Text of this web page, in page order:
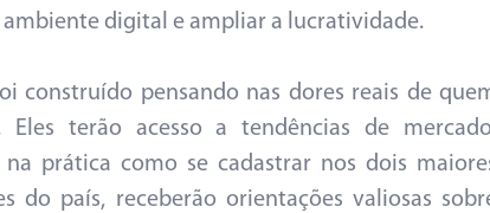
ambiente digital e ampliar a lucratividade.
construído pensando nas dores reais de
Eles terão acesso a tendências de
na prática como se cadastrar nos dois
do país, receberão orientações valiosas